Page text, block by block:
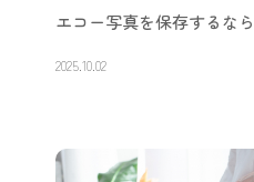
エコー写真を保存するな
2025.10.02